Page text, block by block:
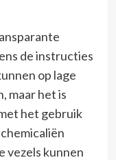
de instructies
op lage
maar het is
het gebruik
vezels kunnen